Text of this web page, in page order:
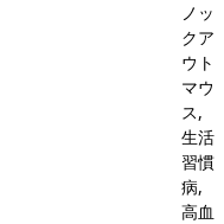
ノッ
クア
ウト
マウ
ス,
生活
習慣
病,
高血